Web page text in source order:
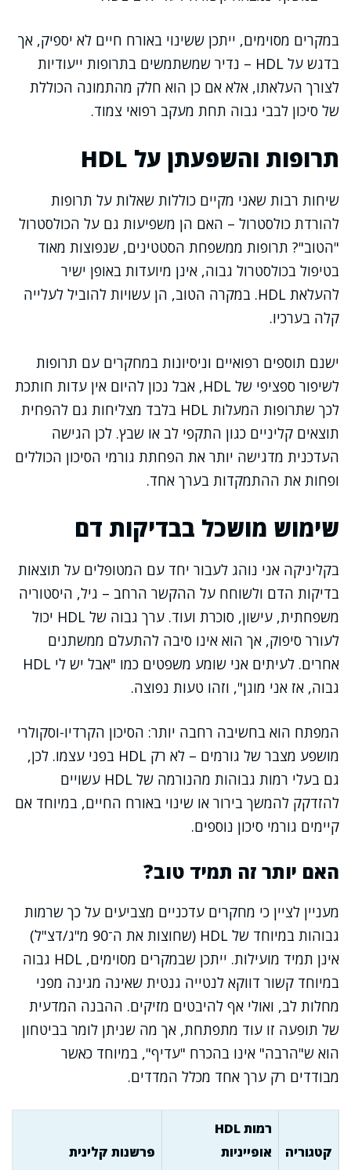
במקרים מסוימים, ייתכן ששינוי באורח חיים לא יספיק, אך
בדגש על HDL – נדיר שמשתמשים בתרופות ייעודיות
לצורך העלאתו, אלא אם כן הוא חלק מהתמונה הכוללת
של סיכון לבבי גבוה תחת מעקב רפואי צמוד.
תרופות והשפעתן על HDL
שיחות רבות שאני מקיים כוללות שאלות על תרופות
להורדת כולסטרול – האם הן משפיעות גם על הכולסטרול
"הטוב"? תרופות ממשפחת הסטטינים, שנפוצות מאוד
בטיפול בכולסטרול גבוה, אינן מיועדות באופן ישיר
להעלאת HDL. במקרה הטוב, הן עשויות להוביל לעלייה
קלה בערכיו.
ישנם תוספים רפואיים וניסיונות במחקרים עם תרופות
לשיפור ספציפי של HDL, אבל נכון להיום אין עדות חותכת
לכך שתרופות המעלות HDL בלבד מצליחות גם להפחית
תוצאים קליניים כגון התקפי לב או שבץ. לכן הגישה
העדכנית מדגישה יותר את הפחתת גורמי הסיכון הכוללים
ופחות את ההתמקדות בערך אחד.
שימוש מושכל בבדיקות דם
בקליניקה אני נוהג לעבור יחד עם המטופלים על תוצאות
בדיקות הדם ולשוחח על ההקשר הרחב – גיל, היסטוריה
משפחתית, עישון, סוכרת ועוד. ערך גבוה של HDL יכול
לעורר סיפוק, אך הוא אינו סיבה להתעלם ממשתנים
אחרים. לעיתים אני שומע משפטים כמו "אבל יש לי HDL
גבוה, אז אני מוגן", וזהו טעות נפוצה.
המפתח הוא בחשיבה רחבה יותר: הסיכון הקרדיו-וסקולרי
מושפע מצבר של גורמים – לא רק HDL בפני עצמו. לכן,
גם בעלי רמות גבוהות מהנורמה של HDL עשויים
להזדקק להמשך בירור או שינוי באורח החיים, במיוחד אם
קיימים גורמי סיכון נוספים.
האם יותר זה תמיד טוב?
מעניין לציין כי מחקרים עדכניים מצביעים על כך שרמות
גבוהות במיוחד של HDL (שחוצות את ה־90 מ"ג/דצ"ל)
אינן תמיד מועילות. ייתכן שבמקרים מסוימים, HDL גבוה
במיוחד קשור דווקא לנטייה גנטית שאינה מגינה מפני
מחלות לב, ואולי אף להיבטים מזיקים. ההבנה המדעית
של תופעה זו עוד מתפתחת, אך מה שניתן לומר בביטחון
הוא ש"הרבה" אינו בהכרח "עדיף", במיוחד כאשר
מבודדים רק ערך אחד מכלל המדדים.
קטגוריה
רמות HDL
אופייניות
פרשנות קלינית